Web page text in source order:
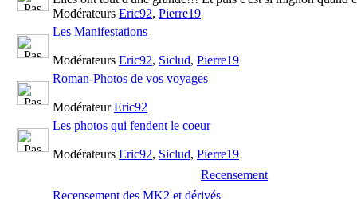
Modérateurs Eric92, Pierre19
Les Manifestations
Modérateurs Eric92, Siclud, Pierre19
Roman-Photos de vos voyages
ModérateurEric92
Les photos qui fendent le coeur
Modérateurs Eric92, Siclud, Pierre19
Recensement
Recensement des MK2 et dérivés